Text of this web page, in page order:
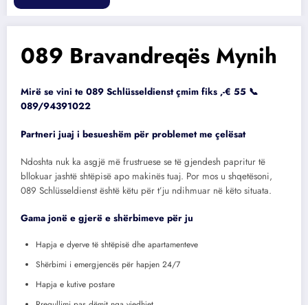
089 Bravandreqës Mynih
Mirë se vini te 089 Schlüsseldienst çmim fiks ,-€ 55 📞
089/94391022
Partneri juaj i besueshëm për problemet me çelësat
Ndoshta nuk ka asgjë më frustruese se të gjendesh papritur të
bllokuar jashtë shtëpisë apo makinës tuaj. Por mos u shqetësoni,
089 Schlüsseldienst është këtu për t’ju ndihmuar në këto situata.
Gama jonë e gjerë e shërbimeve për ju
Hapja e dyerve të shtëpisë dhe apartamenteve
Shërbimi i emergjencës për hapjen 24/7
Hapja e kutive postare